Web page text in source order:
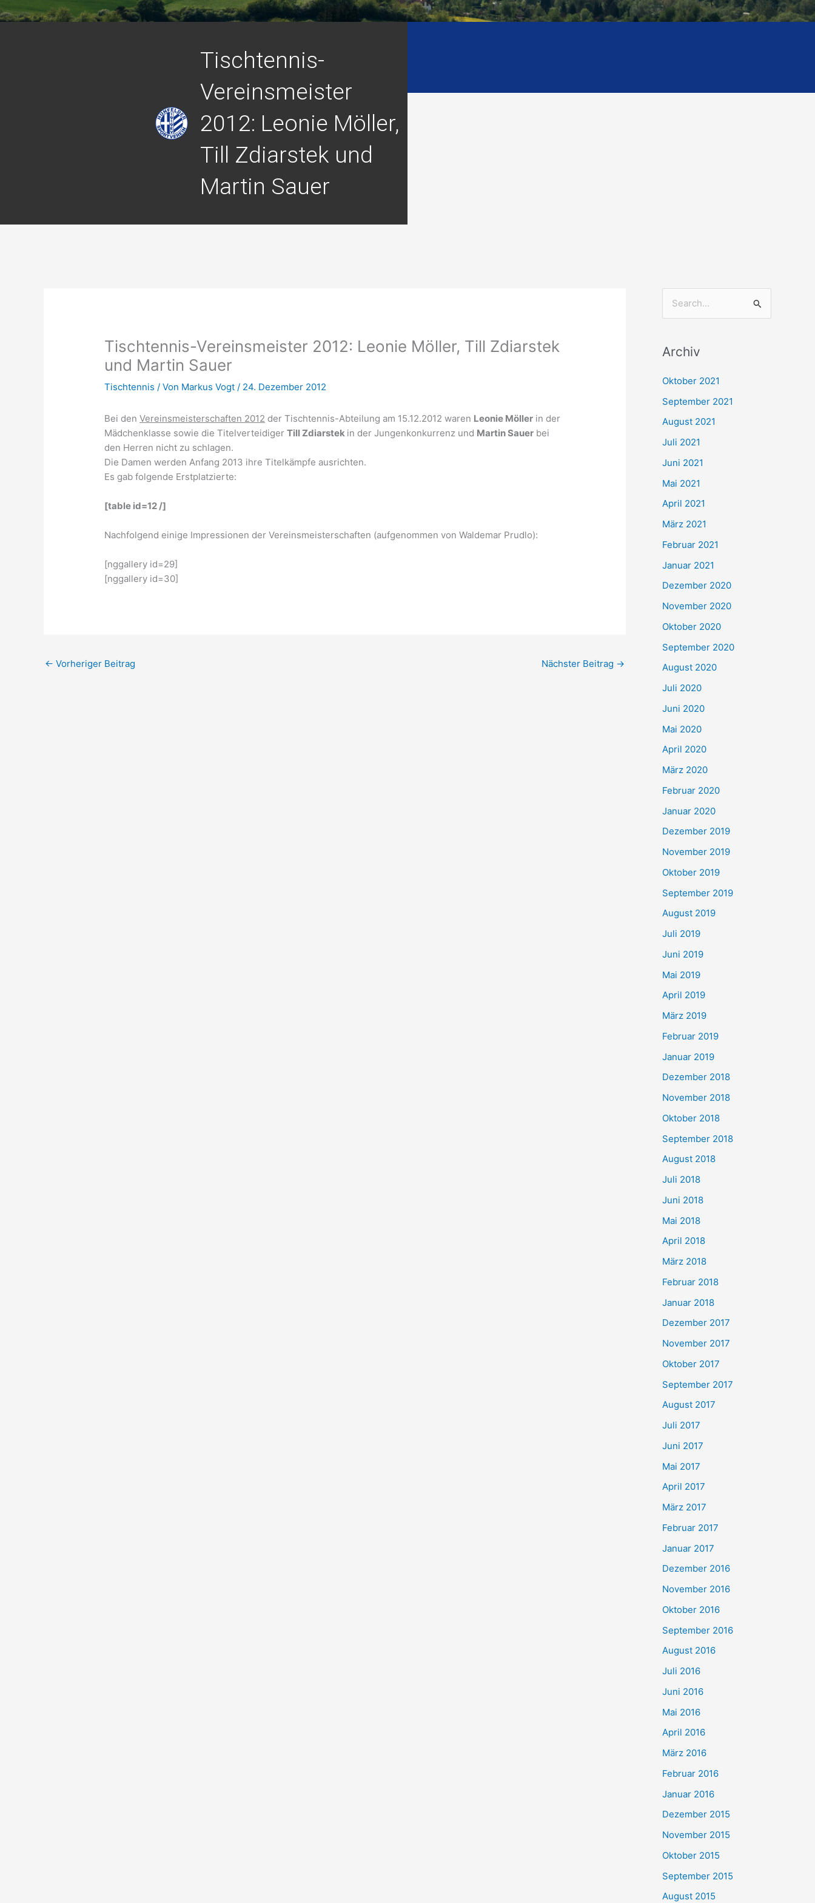
Tischtennis-
Vereinsmeister
2012: Leonie Möller,
Till Zdiarstek und
Martin Sauer
Tischtennis-Vereinsmeister 2012: Leonie Möller, Till Zdiarstek
und Martin Sauer
Tischtennis / Von Markus Vogt/ 24. Dezember 2012
Bei denVereinsmeisterschaften 2012 der Tischtennis-Abteilung am 15.12.2012 waren Leonie Möller in der
Mädchenklasse sowie die TitelverteidigerTill Zdiarstek in der Jungenkonkurrenz und Martin Sauer bei
den Herren nicht zu schlagen.
Die Damen werden Anfang 2013 ihre Titelkämpfe ausrichten.
Es gab folgende Erstplatzierte:
[table id=12 /]
Nachfolgend einige Impressionen der Vereinsmeisterschaften (aufgenommen von Waldemar Prudlo):
[nggallery id=29]
[nggallery id=30]
← Vorheriger Beitrag Nächster Beitrag →
h
e
n
h
:
Archiv
Oktober 2021
September 2021
August 2021
Juli 2021
Juni 2021
Mai 2021
April 2021
März 2021
Februar 2021
Januar 2021
Dezember 2020
November 2020
Oktober 2020
September 2020
August 2020
Juli 2020
Juni 2020
Mai 2020
April 2020
März 2020
Februar 2020
Januar 2020
Dezember 2019
November 2019
Oktober 2019
September 2019
August 2019
Juli 2019
Juni 2019
Mai 2019
April 2019
März 2019
Februar 2019
Januar 2019
Dezember 2018
November 2018
Oktober 2018
September 2018
August 2018
Juli 2018
Juni 2018
Mai 2018
April 2018
März 2018
Februar 2018
Januar 2018
Dezember 2017
November 2017
Oktober 2017
September 2017
August 2017
Juli 2017
Juni 2017
Mai 2017
April 2017
März 2017
Februar 2017
Januar 2017
Dezember 2016
November 2016
Oktober 2016
September 2016
August 2016
Juli 2016
Juni 2016
Mai 2016
April 2016
März 2016
Februar 2016
Januar 2016
Dezember 2015
November 2015
Oktober 2015
September 2015
August 2015